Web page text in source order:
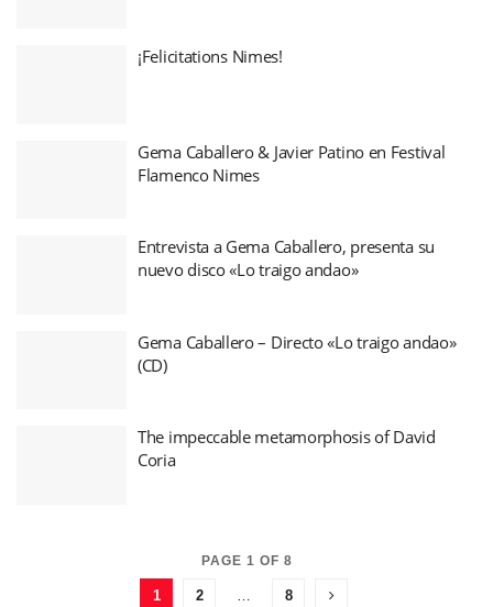
¡Felicitations Nimes!
Gema Caballero & Javier Patino en Festival
Flamenco Nimes
Entrevista a Gema Caballero, presenta su
nuevo disco «Lo traigo andao»
Gema Caballero – Directo «Lo traigo andao»
(CD)
The impeccable metamorphosis of David
Coria
PAGE 1 OF 8
1 2 8